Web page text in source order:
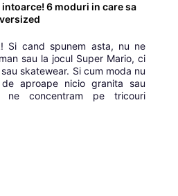
6 moduri in care sa
Si cand spunem asta, nu ne
sau la jocul Super Mario, ci
skatewear. Si cum moda nu
aproape nicio granita sau
ne concentram pe tricouri